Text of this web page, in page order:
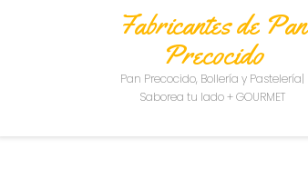
Fabricantes de Pan
Precocido
Pan Precocido, Bollería y Pastelería|
Saborea tu lado + GOURMET